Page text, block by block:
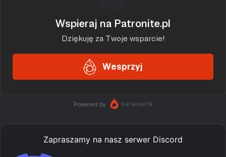
Zapraszamy na nasz serwer Discord